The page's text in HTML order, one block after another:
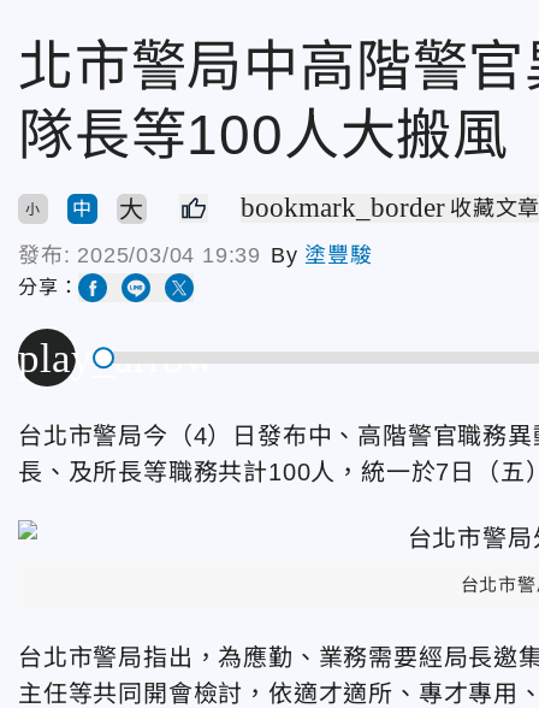
北市警局中高階警
隊長等100人大搬風
小 中 大 bookmark_border 收藏文
發布: 2025/03/04 19:39 By 塗豐駿
分享：
play_arrow
台北市警局今（4）日發布中、高階警官職務
長、及所長等職務共計100人，統一於7日（五
台北市
台北市警局指出，為應勤、業務需要經局長邀
主任等共同開會檢討，依適才適所、專才專用